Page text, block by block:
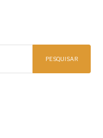
PESQUISAR